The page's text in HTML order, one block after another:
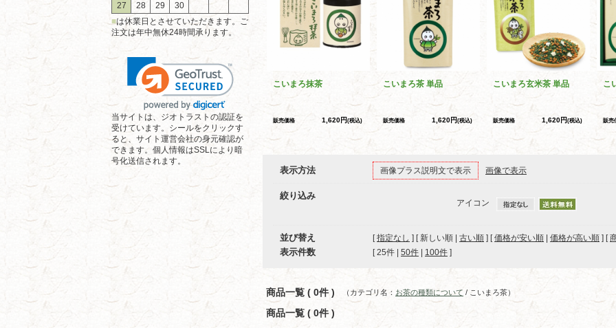
27
28 29
30
■は休業日とさせていただきます。ご
注文は年中無休24時間承ります。
当サイトは、ジオトラストの認証を
受けています。シールをクリックす
ると、サイト運営会社の身元確認が
できます。個人情報はSSLにより暗
号化送信されます。
こいまろ抹茶
販売価格 1,620円(税込)
こいまろ茶 単品
販売価格 1,620円(税込)
こいまろ玄米茶 単品
販売価格 1,620円(税込)
こ
販売
表示方法 画像プラス説明文で表示 画像で表示
絞り込み
アイコン
並び替え [指定なし ] [ 新しい順 | 古い順 ] [価格が安い順 価格が高い順 ] [
表示件数 [ 25件 50件 100件 ]
商品一覧 ( 0件 ) （カテゴリ名： お茶の種類について / こいまろ茶）
商品一覧 ( 0件 )